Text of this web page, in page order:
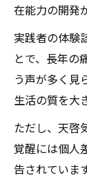
在能力の開発
実践者の体験
とで、長年の
う声が多く見
生活の質を大
ただし、天啓
覚醒には個人
告されていま